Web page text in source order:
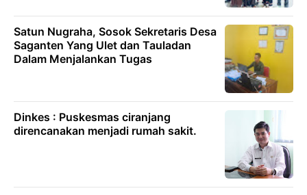
Satun Nugraha, Sosok Sekretaris Desa
Saganten Yang Ulet dan Tauladan
Dalam Menjalankan Tugas
Dinkes : Puskesmas ciranjang
direncanakan menjadi rumah sakit.